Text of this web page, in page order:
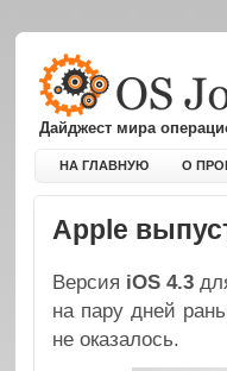
Дайджест мира
НА ГЛАВНУЮ О
Apple
Версия iOS 4.3
на пару дней
не оказалось.